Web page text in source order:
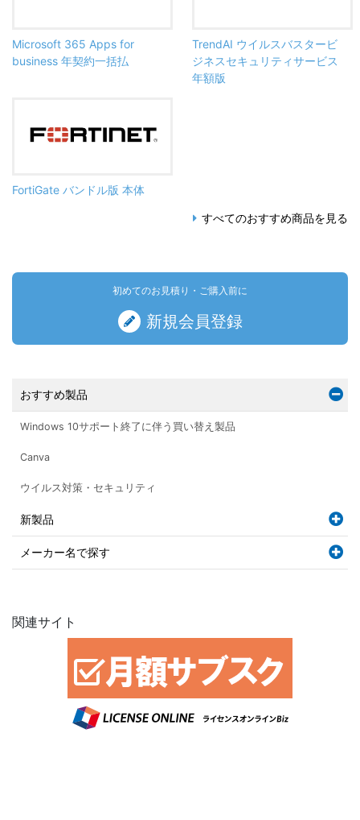
Microsoft 365 Apps for
business 年契約一括払
TrendAI ウイルスバスタービ
ジネスセキュリティサービス
年額版
FortiGate バンドル版 本体
すべてのおすすめ商品を見る
初めてのお見積り・ご購入前に
新規会員登録
おすすめ製品
Windows 10サポート終了に伴う買い替え製品
Canva
ウイルス対策・セキュリティ
新製品
メーカー名で探す
関連サイト